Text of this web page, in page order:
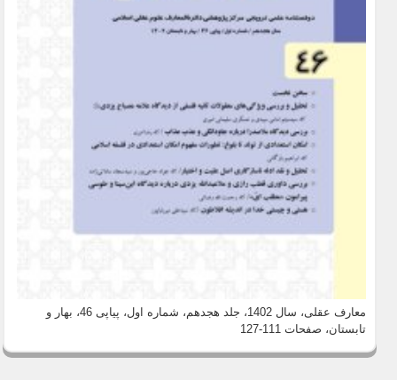
معارف عقلی، سال 1402، جلد هجدهم، شماره اول، پیاپی 46، بهار و
تابستان، صفحات 111-127